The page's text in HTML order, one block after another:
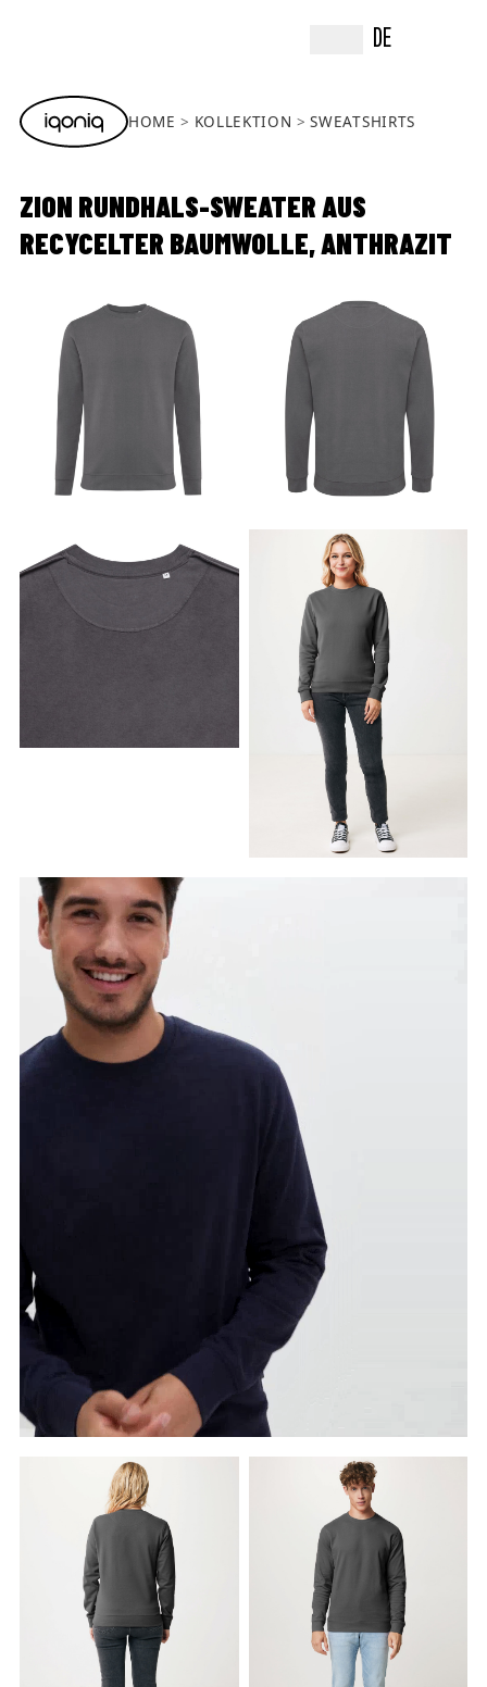
DE
HOME KOLLEKTION SWEATSHIRTS
ZION RUNDHALS-SWEATER AUS
RECYCELTER BAUMWOLLE, ANTHRAZIT